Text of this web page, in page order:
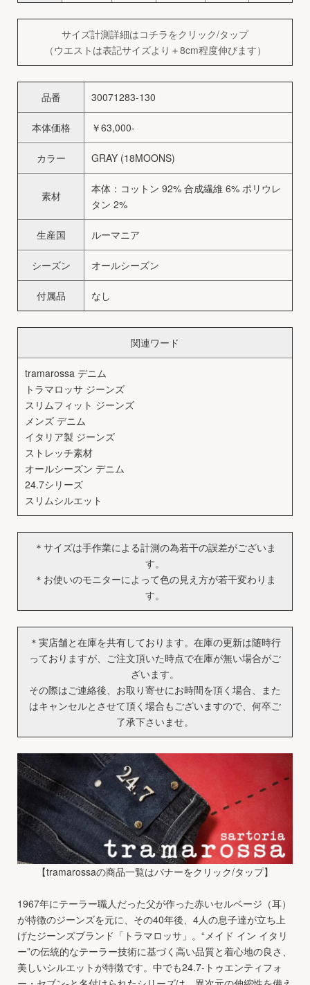
サイズ計測詳細はコチラをクリック/タップ
（ウエストは表記サイズより＋8cm程度伸びます）
品番 30071283-130
本体価格 ￥63,000-
カラー GRAY (18MOONS)
素材
本体：コットン 92% 合成繊維 6% ポリウレ
タン 2%
生産国 ルーマニア
シーズン オールシーズン
付属品 なし
関連ワード
tramarossa デニム
トラマロッサ ジーンズ
スリムフィット ジーンズ
メンズ デニム
イタリア製 ジーンズ
ストレッチ素材
オールシーズン デニム
24.7シリーズ
スリムシルエット
＊サイズは手作業による計測の為若干の誤差がございま
す。
＊お使いのモニターによって色の見え方が若干変わりま
す。
＊実店舗と在庫を共有しております。在庫の更新は随時行
っておりますが、ご注文頂いた時点で在庫が無い場合がご
ざいます。
その際はご連絡後、お取り寄せにお時間を頂く場合、また
はキャンセルとさせて頂く場合もございますので、何卒ご
了承下さいませ。
【tramarossaの商品一覧はバナーをクリック/タップ】
1967年にテーラー職人だった父が作った赤いセルベージ（耳）
が特徴のジーンズを元に、その40年後、4人の息子達が立ち上
げたジーンズブランド「トラマロッサ」。“メイド イン イタリ
ー”の伝統的なテーラー技術に基づく高い品質と着心地の良さ、
美しいシルエットが特徴です。中でも24.7-トゥエンティフォ